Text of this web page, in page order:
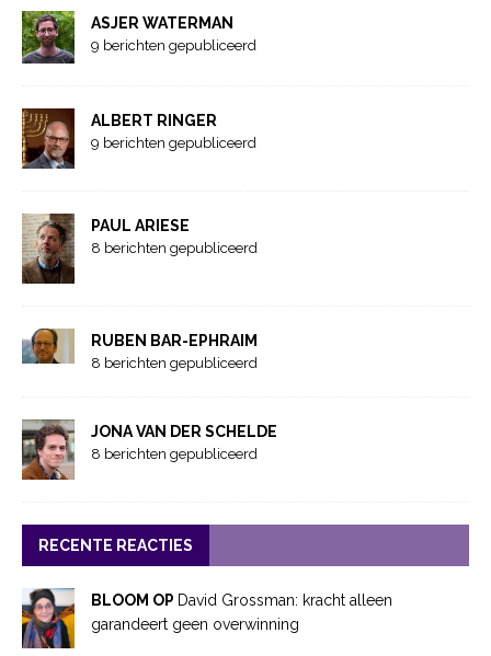
ASJER WATERMAN
9 berichten gepubliceerd
ALBERT RINGER
9 berichten gepubliceerd
PAUL ARIESE
8 berichten gepubliceerd
RUBEN BAR-EPHRAIM
8 berichten gepubliceerd
JONA VAN DER SCHELDE
8 berichten gepubliceerd
RECENTE REACTIES
BLOOM OP David Grossman: kracht alleen
garandeert geen overwinning